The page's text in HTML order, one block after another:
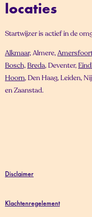
locaties
Startwijzer is actief in de
Alkmaar,Almere,
Bosch, Breda, Deventer,
Hoorn, Den Haag, Leiden,
en Zaanstad.
Disclaimer
Klachtenregelement